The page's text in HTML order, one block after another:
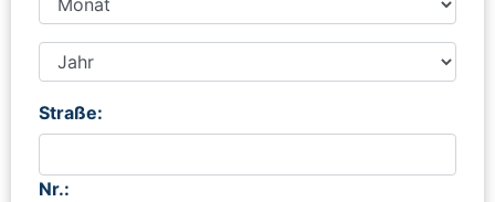
Straße:
Nr.: